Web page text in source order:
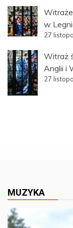
w
27
Witraż
Anglii i
27
MUZYKA